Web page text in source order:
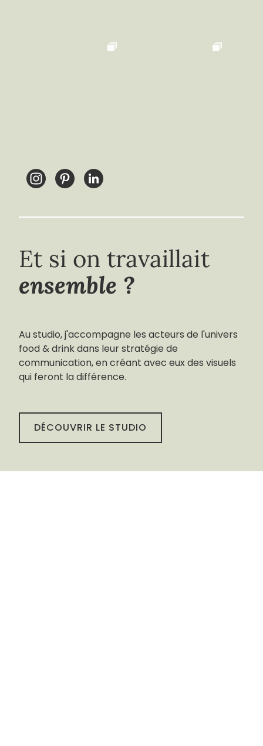
Et si on travaillait
ensemble ?
Au studio, j'accompagne les acteurs de l'univers
food & drink dans leur stratégie de
communication, en créant avec eux des visuels
qui feront la différence.
DÉCOUVRIR LE STUDIO